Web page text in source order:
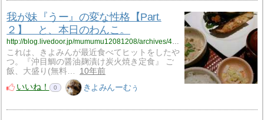
我が妹『うー』の変な性格【Part.
２】 と、本日のわんこ。
http://blog.livedoor.jp/mumumu12081208/archives/4050581.html
これは、きよみんが最近食べてヒットをしたや
つ。『沖目鯛の醤油麹漬け炭火焼き定食』 ご
飯、大盛り(無料…
10年前
いいね！
0 きよみんーむぅ